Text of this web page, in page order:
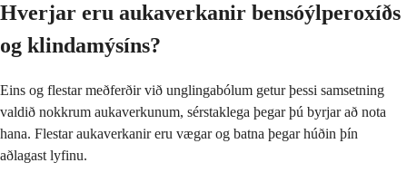
Hverjar eru aukaverkanir bensóýlperoxíðs
og klindamýsíns?
Eins og flestar meðferðir við unglingabólum getur þessi samsetning
valdið nokkrum aukaverkunum, sérstaklega þegar þú byrjar að nota
hana. Flestar aukaverkanir eru vægar og batna þegar húðin þín
aðlagast lyfinu.